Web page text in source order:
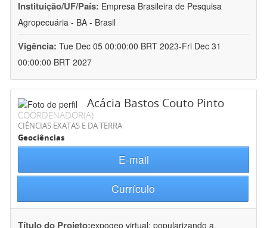
Instituição/UF/País: Empresa Brasileira de Pesquisa
Agropecuária - BA - Brasil
Vigência: Tue Dec 05 00:00:00 BRT 2023-Fri Dec 31
00:00:00 BRT 2027
Acácia Bastos Couto Pinto
COORDENADOR(A)
CIÊNCIAS EXATAS E DA TERRA
Geociências
E-mail
Currículo
Título do Projeto:expogeo virtual: popularizando a